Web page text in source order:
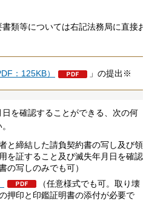
書類等については右記法務局に直接
：125KB） 」の提出※
日を確認することができる、次の何
と締結した請負契約書の写し及び領
を証すること及び滅失年月日を確認
の写しのみでも可）
（任意様式でも可。取り壊
押印と印鑑証明書の添付が必要で